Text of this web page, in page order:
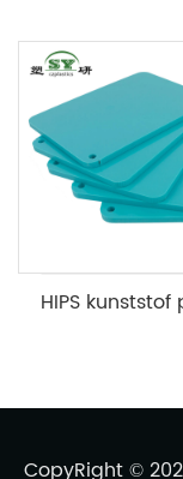
HIPS
CopyRight ©